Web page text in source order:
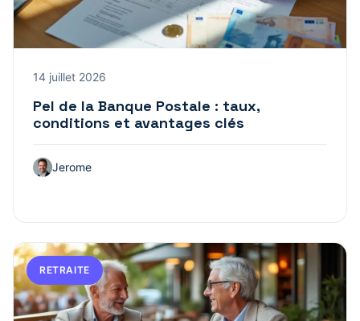
14 juillet 2026
Pel de la Banque Postale : taux,
conditions et avantages clés
Jerome
RETRAITE